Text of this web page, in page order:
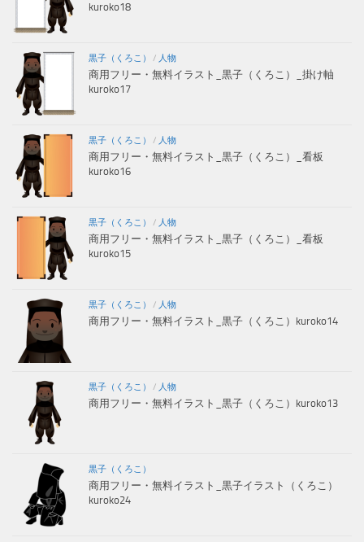
kuroko18
黒子（くろこ） / 人物
商用フリー・無料イラスト_黒子（くろこ）_掛け軸
kuroko17
黒子（くろこ） / 人物
商用フリー・無料イラスト_黒子（くろこ）_看板
kuroko16
黒子（くろこ） / 人物
商用フリー・無料イラスト_黒子（くろこ）_看板
kuroko15
黒子（くろこ） / 人物
商用フリー・無料イラスト_黒子（くろこ）kuroko14
黒子（くろこ） / 人物
商用フリー・無料イラスト_黒子（くろこ）kuroko13
黒子（くろこ）
商用フリー・無料イラスト_黒子イラスト（くろこ）
kuroko24